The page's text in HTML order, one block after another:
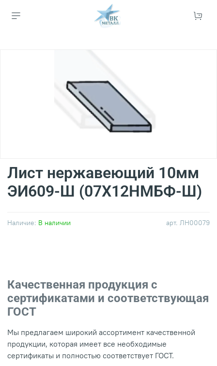
арт. ЛН00079
Наличие: В наличии
Лист нержавеющий 10мм
ЭИ609-Ш (07Х12НМБФ-Ш)
Качественная продукция с
сертификатами и соответствующая
ГОСТ
Мы предлагаем широкий ассортимент качественной
продукции, которая имеет все необходимые
сертификаты и полностью соответствует ГОСТ.